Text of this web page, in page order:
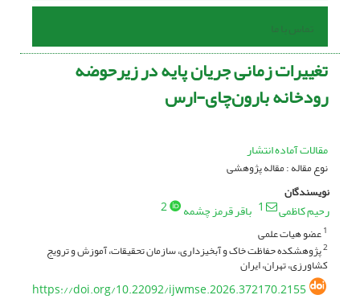
تماس با ما
تغییرات زمانی جریان پایه در زیرحوضه
رودخانه بارون‌چای-ارس
مقالات آماده انتشار
نوع مقاله : مقاله پژوهشی
نویسندگان
رحیم کاظمی 1 باقر قرمز چشمه 2
1عضو هیات علمی
2پژوهشکده حفاظت خاک و آبخیزداری، سازمان تحقیقات، آموزش و ترویج
کشاورزی، تهران، ایران
https://doi.org/10.22092/ijwmse.2026.372170.2155